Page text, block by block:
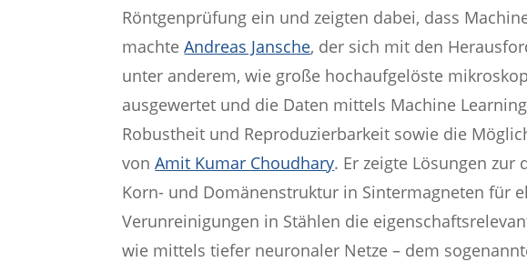
Röntgenprüfung ein und zeigten dabei, dass
machte Andreas Jansche, der sich mit den
unter anderem, wie große hochaufgelöste
ausgewertet und die Daten mittels Machine
Robustheit und Reproduzierbarkeit sowie die
von Amit Kumar Choudhary. Er zeigte Lösungen
Korn- und Domänenstruktur in Sintermagneten für
Verunreinigungen in Stählen die
wie mittels tiefer neuronaler Netze – dem